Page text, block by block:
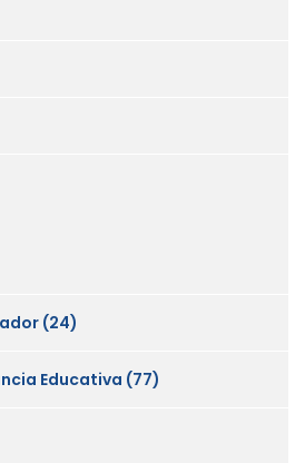
(24)
Educativa (77)